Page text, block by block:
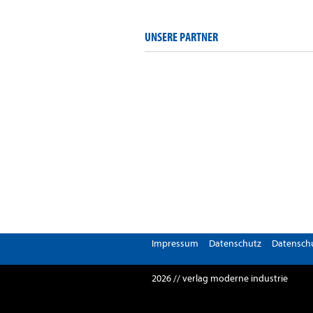
UNSERE PARTNER
Impressum Datenschutz
2026 // verlag moderne industrie